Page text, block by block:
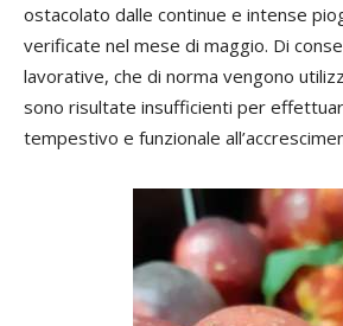
ostacolato dalle continue e intense
verificate nel mese di maggio. Di
lavorative, che di norma vengono
sono risultate insufficienti per
tempestivo e funzionale